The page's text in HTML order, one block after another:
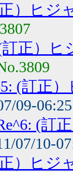
）ヒジ
訂正）
(訂正
09-
(訂
07/10-
）ヒジ